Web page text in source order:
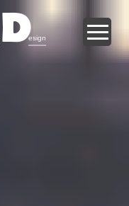
Design